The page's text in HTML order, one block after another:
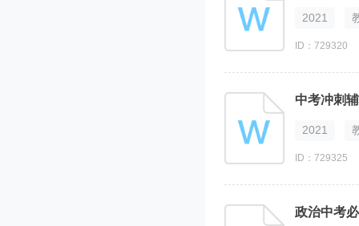
2021
ID：729320
中考冲刺
2021
ID：729325
政治中考